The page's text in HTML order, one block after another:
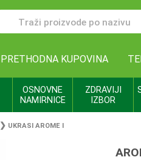
PRETHODNA KUPOVINA
OSNOVNE
NAMIRNICE
ZDRAVIJI
IZBOR
❯ UKRASI AROME I